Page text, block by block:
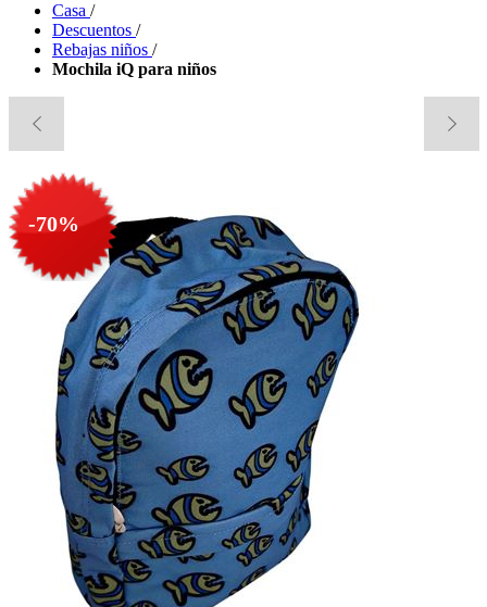
Casa /
Descuentos /
Rebajas niños /
Mochila iQ para niños
-70%